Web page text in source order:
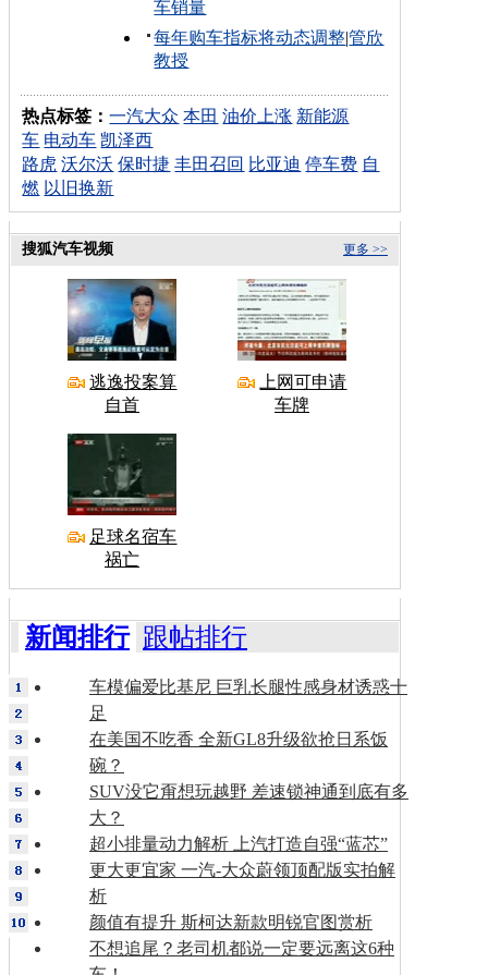
车销量
每年购车指标将动态调整|管欣
教授
热点标签：一汽大众 本田 油价上涨 新能源
车 电动车 凯泽西
路虎 沃尔沃 保时捷 丰田召回 比亚迪 停车费 自
燃 以旧换新
更多 >>
搜狐汽车视频
逃逸投案算
自首
上网可申请
车牌
足球名宿车
祸亡
新闻排行 跟帖排行
车模偏爱比基尼 巨乳长腿性感身材诱惑十
足
在美国不吃香 全新GL8升级欲抢日系饭
碗？
SUV没它甭想玩越野 差速锁神通到底有多
大？
超小排量动力解析 上汽打造自强“蓝芯”
更大更宜家 一汽-大众蔚领顶配版实拍解
析
颜值有提升 斯柯达新款明锐官图赏析
不想追尾？老司机都说一定要远离这6种